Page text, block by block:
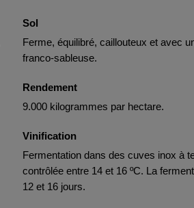
Sol
Ferme, équilibré, caillouteux et avec
franco-sableuse.
Rendement
9.000 kilogrammes par hectare.
Vinification
Fermentation dans des cuves inox à
contrôlée entre 14 et 16 ºC. La
12 et 16 jours.